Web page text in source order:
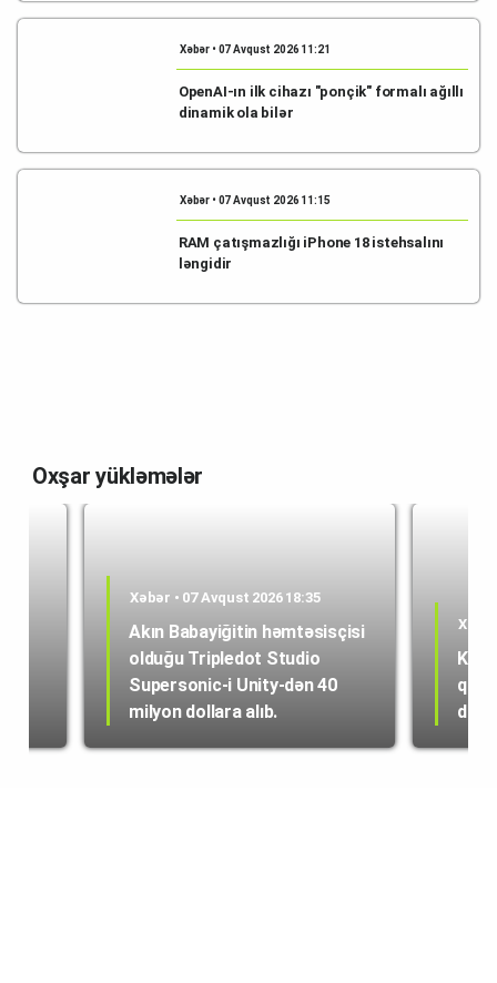
Xəbər • 07 Avqust 2026 11:21
OpenAI-ın ilk cihazı "ponçik" formalı ağıllı
dinamik ola bilər
Xəbər • 07 Avqust 2026 11:15
RAM çatışmazlığı iPhone 18 istehsalını
ləngidir
Oxşar yükləmələr
Xəbər • 07 Avqust 2026 18:35
Akın Babayiğitin həmtəsisçisi
olduğu Tripledot Studio
Supersonic-i Unity-dən 40
milyon dollara alıb.
dən